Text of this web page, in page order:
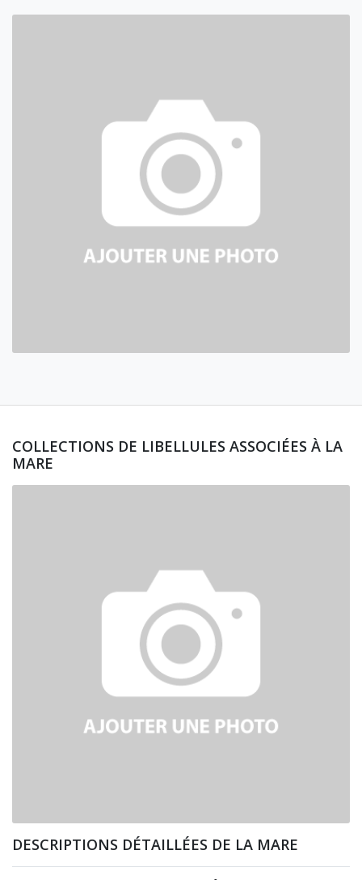
COLLECTIONS DE LIBELLULES ASSOCIÉES À LA
MARE
DESCRIPTIONS DÉTAILLÉES DE LA MARE